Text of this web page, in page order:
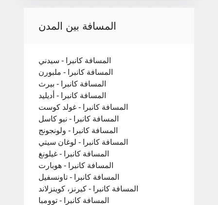
المسافة بين المدن
المسافة كانبرا - سيدني
المسافة كانبرا - ملبورن
المسافة كانبرا - بيرث
المسافة كانبرا - أديليد
المسافة كانبرا - غولد كوست
المسافة كانبرا - نيو كاسل
المسافة كانبرا - ولونجونج
المسافة كانبرا - لوغان سيتي
المسافة كانبرا - غيلونغ
المسافة كانبرا - هوبارت
المسافة كانبرا - تاونسفيل
المسافة كانبرا - كيرنز، كوينزلاند
المسافة كانبرا - توومبا